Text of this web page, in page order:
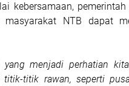
kebersamaan,
NTB dapat
menjadi perhatian
titik rawan, seperti